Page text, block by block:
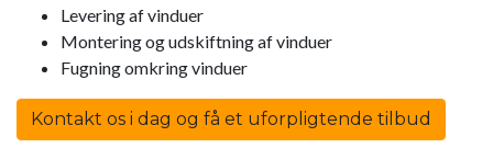
Levering af vinduer
Montering og udskiftning af vinduer
Fugning omkring vinduer
Kontakt os i dag og få et uforpligtende tilbud